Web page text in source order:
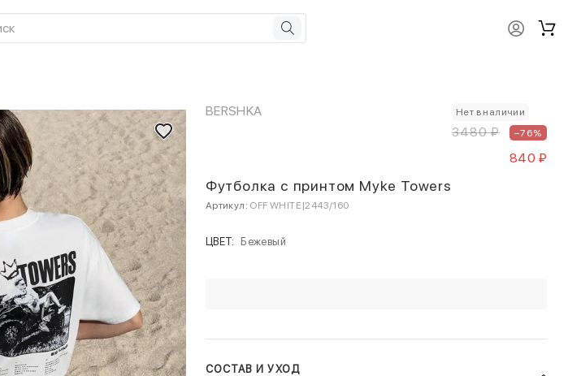
BERSHKA Нет в наличии
3480 ₽ –76%
840 ₽
Футболка с принтом Myke Towers
Артикул: OFF WHITE|2443/160
ЦВЕТ: Бежевый
СОСТАВ И УХОД